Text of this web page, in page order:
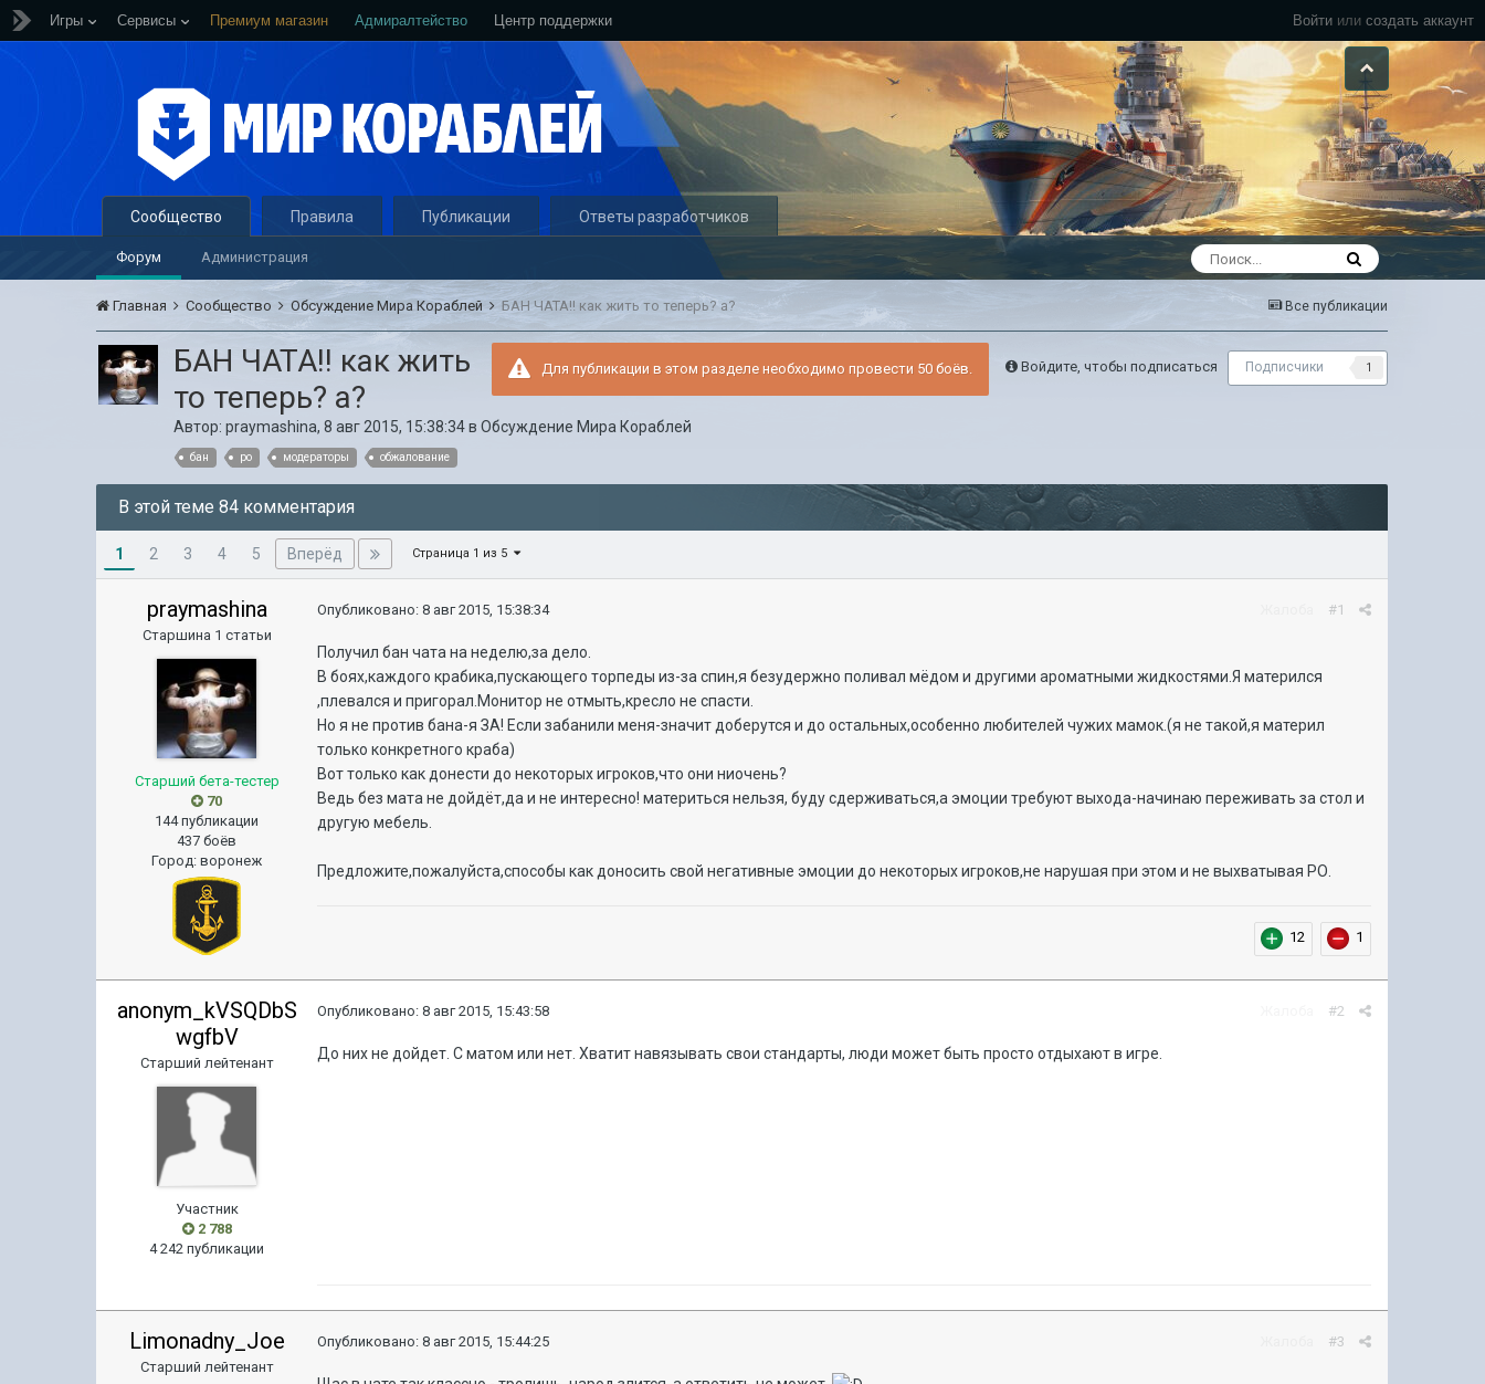
Войти или создать аккаунт
Игры Сервисы Премиум магазин Адмиралтейство Центр поддержки
Сообщество
Форум Администрация
Правила Публикации Ответы разработчиков
Все публикации
Главная Сообщество Обсуждение Мира Кораблей БАН ЧАТА!! как жить то теперь? а?
Войдите, чтобы подписаться Подписчики 1
Для публикации в этом разделе необходимо провести 50 боёв.
БАН ЧАТА!! как жить
то теперь? а?
Автор:praymashina,8 авг 2015, 15:38:34вОбсуждение Мира Кораблей
бан ро модераторы обжалование
В этой теме 84 комментария
1 2 3 4 5 Вперёд Страница 1 из 5
praymashina
Старшина 1 статьи
Старший бета-тестер
70
144 публикации
437 боёв
Город:воронеж
#1
Опубликовано:8 авг 2015, 15:38:34
Получил бан чата на неделю,за дело.
В боях,каждого крабика,пускающего торпеды из-за спин,я безудержно поливал мёдом и другими ароматными жидкостями.Я матерился
,плевался и пригорал.Монитор не отмыть,кресло не спасти.
Но я не против бана-я ЗА! Если забанили меня-значит доберутся и до остальных,особенно любителей чужих мамок.(я не такой,я материл
только конкретного краба)
Вот только как донести до некоторых игроков,что они ниочень?
Ведь без мата не дойдёт,да и не интересно! материться нельзя, буду сдерживаться,а эмоции требуют выхода-начинаю переживать за стол и
другую мебель.
Предложите,пожалуйста,способы как доносить свой негативные эмоции до некоторых игроков,не нарушая при этом и не выхватывая РО.
12 1
anonym_kVSQDbS
wgfbV
Старший лейтенант
Участник
2 788
4 242 публикации
#2
Опубликовано:8 авг 2015, 15:43:58
До них не дойдет. С матом или нет. Хватит навязывать свои стандарты, люди может быть просто отдыхают в игре.
Limonadny_Joe
Старший лейтенант
#3
Опубликовано:8 авг 2015, 15:44:25